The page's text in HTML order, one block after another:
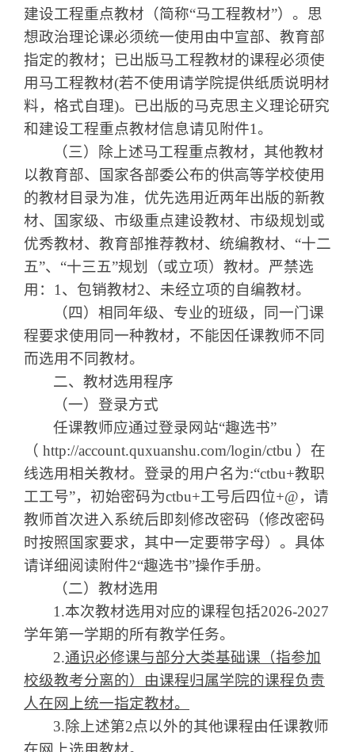
建设工程重点教材（简称“马工程教材”）。思
想政治理论课必须统一使用由中宣部、教育部
指定的教材；已出版马工程教材的课程必须使
用马工程教材(若不使用请学院提供纸质说明材
料，格式自理)。已出版的马克思主义理论研究
和建设工程重点教材信息请见附件1。
（三）除上述马工程重点教材，其他教材
以教育部、国家各部委公布的供高等学校使用
的教材目录为准，优先选用近两年出版的新教
材、国家级、市级重点建设教材、市级规划或
优秀教材、教育部推荐教材、统编教材、 “十二
五”、 “十三五”规划（或立项）教材。 严禁选
用： 1 、包销教材2、未经立项的自编教材。
（四）相同年级、专业的班级，同一门课
程要求使用同一种教材，不能因任课教师不同
而选用不同教材。
二、教材选用程序
（一）登录方式
任课教师应通过登录网站“趣选书”
（ http://account.quxuanshu.com/login/ctbu ）在
线选用相关教材。登录的用户名为:“ctbu+教职
工工号”，初始密码为ctbu+工号后四位+@，请
教师首次进入系统后即刻修改密码（修改密码
时按照国家要求，其中一定要带字母）。具体
请详细阅读附件2“趣选书”操作手册。
（二）教材选用
1.本次教材选用对应的课程包括2026-2027
学年第一学期的所有教学任务。
2.通识必修课与部分大类基础课（指参加
校级教考分离的）由课程归属学院的课程负责
人在网上统一指定教材。
3.除上述第2点以外的其他课程由任课教师